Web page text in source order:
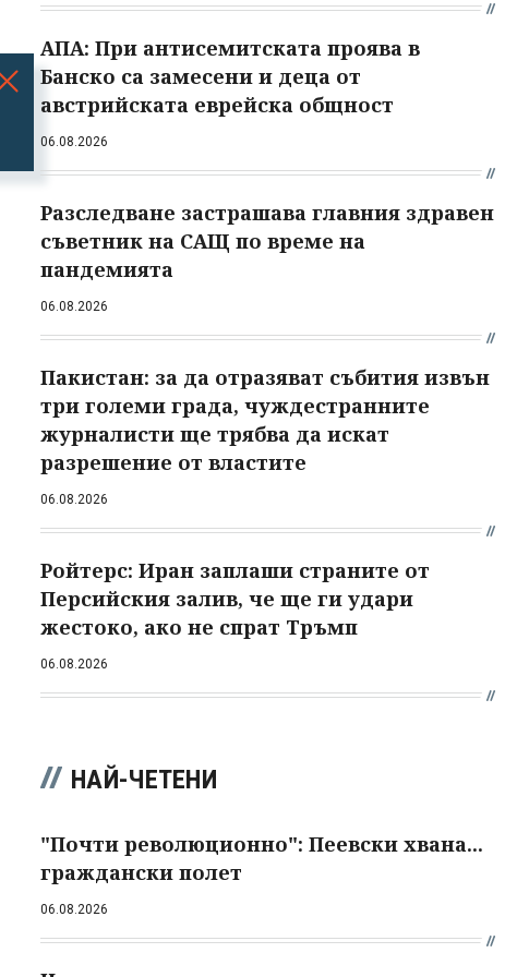
АПА: При антисемитската проява в
Банско са замесени и деца от
австрийската еврейска общност
06.08.2026
Разследване застрашава главния здравен
съветник на САЩ по време на
пандемията
06.08.2026
Пакистан: за да отразяват събития извън
три големи града, чуждестранните
журналисти ще трябва да искат
разрешение от властите
06.08.2026
Ройтерс: Иран заплаши страните от
Персийския залив, че ще ги удари
жестоко, ако не спрат Тръмп
06.08.2026
НАЙ-ЧЕТЕНИ
"Почти революционно": Пеевски хвана...
граждански полет
06.08.2026